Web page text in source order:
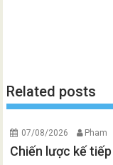
Related posts
07/08/2026 Pham
Chiến lược kế